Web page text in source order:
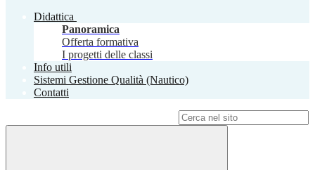
Didattica
Panoramica
Offerta formativa
I progetti delle classi
Info utili
Sistemi Gestione Qualità (Nautico)
Contatti